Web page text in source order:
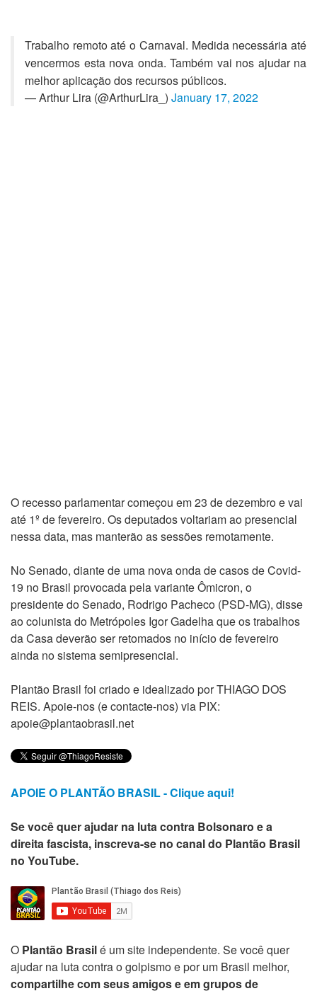
Trabalho remoto até o Carnaval. Medida necessária até
vencermos esta nova onda. Também vai nos ajudar na
melhor aplicação dos recursos públicos.
— Arthur Lira (@ArthurLira_) January 17, 2022
O recesso parlamentar começou em 23 de dezembro e vai
até 1º de fevereiro. Os deputados voltariam ao presencial
nessa data, mas manterão as sessões remotamente.
No Senado, diante de uma nova onda de casos de Covid-
19 no Brasil provocada pela variante Ômicron, o
presidente do Senado, Rodrigo Pacheco (PSD-MG), disse
ao colunista do Metrópoles Igor Gadelha que os trabalhos
da Casa deverão ser retomados no início de fevereiro
ainda no sistema semipresencial.
Plantão Brasil foi criado e idealizado por THIAGO DOS
REIS. Apoie-nos (e contacte-nos) via PIX:
apoie@plantaobrasil.net
APOIE O PLANTÃO BRASIL - Clique aqui!
Se você quer ajudar na luta contra Bolsonaro e a
direita fascista, inscreva-se no canal do Plantão Brasil
no YouTube.
O Plantão Brasilé um site independente. Se você quer
ajudar na luta contra o golpismo e por um Brasil melhor,
compartilhe com seus amigos e em grupos de